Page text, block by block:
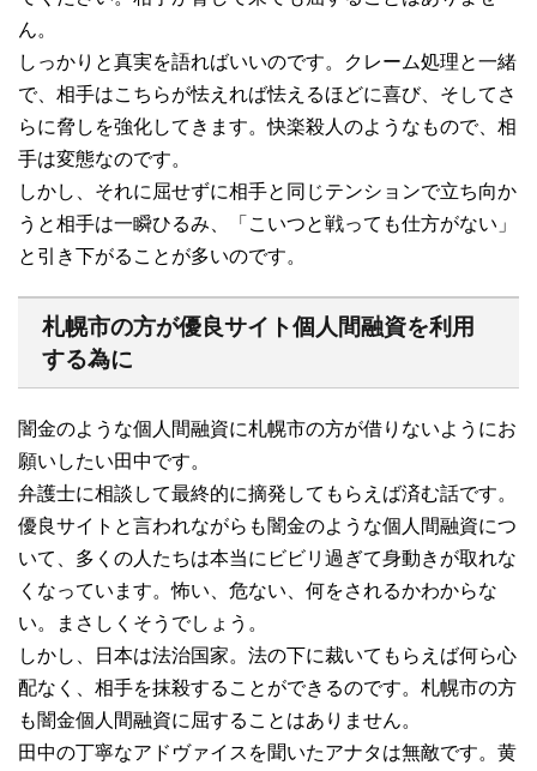
ん。
しっかりと真実を語ればいいのです。クレーム処理と一緒
で、相手はこちらが怯えれば怯えるほどに喜び、そしてさ
らに脅しを強化してきます。快楽殺人のようなもので、相
手は変態なのです。
しかし、それに屈せずに相手と同じテンションで立ち向か
うと相手は一瞬ひるみ、「こいつと戦っても仕方がない」
と引き下がることが多いのです。
札幌市の方が優良サイト個人間融資を利用
する為に
闇金のような個人間融資に札幌市の方が借りないようにお
願いしたい田中です。
弁護士に相談して最終的に摘発してもらえば済む話です。
優良サイトと言われながらも闇金のような個人間融資につ
いて、多くの人たちは本当にビビリ過ぎて身動きが取れな
くなっています。怖い、危ない、何をされるかわからな
い。まさしくそうでしょう。
しかし、日本は法治国家。法の下に裁いてもらえば何ら心
配なく、相手を抹殺することができるのです。札幌市の方
も闇金個人間融資に屈することはありません。
田中の丁寧なアドヴァイスを聞いたアナタは無敵です。黄